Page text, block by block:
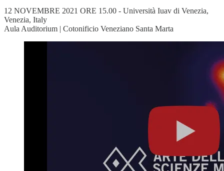
12 NOVEMBRE 2021 ORE 15.00 - Università Iuav di Venezia,
Venezia, Italy
Aula Auditorium | Cotonificio Veneziano Santa Marta